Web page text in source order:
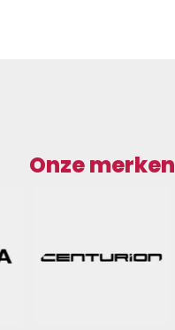
Onze merken